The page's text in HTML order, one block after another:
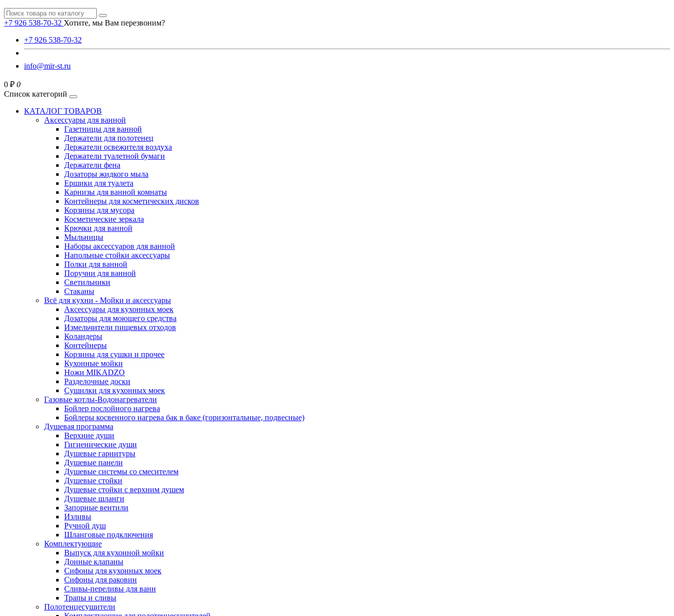
+7 926 538-70-32 Хотите, мы Вам перезвоним?
+7 926 538-70-32
info@mir-st.ru
0 ₽ 0
Список категорий
КАТАЛОГ ТОВАРОВ
Аксессуары для ванной
Газетницы для ванной
Держатели для полотенец
Держатели освежителя воздуха
Держатели туалетной бумаги
Держатели фена
Дозаторы жидкого мыла
Ершики для туалета
Карнизы для ванной комнаты
Контейнеры для косметических дисков
Корзины для мусора
Косметические зеркала
Крючки для ванной
Мыльницы
Наборы аксессуаров для ванной
Напольные стойки аксессуары
Полки для ванной
Поручни для ванной
Светильники
Стаканы
Всё для кухни - Мойки и аксессуары
Аксессуары для кухонных моек
Дозаторы для моющего средства
Измельчители пищевых отходов
Коландеры
Контейнеры
Корзины для сушки и прочее
Кухонные мойки
Ножи MIKADZO
Разделочные доски
Сушилки для кухонных моек
Газовые котлы-Водонагреватели
Бойлер послойного нагрева
Бойлеры косвенного нагрева бак в баке (горизонтальные, подвесные)
Душевая программа
Верхние души
Гигиенические души
Душевые гарнитуры
Душевые панели
Душевые системы со смесителем
Душевые стойки
Душевые стойки с верхним душем
Душевые шланги
Запорные вентили
Изливы
Ручной душ
Шланговые подключения
Комплектующие
Выпуск для кухонной мойки
Донные клапаны
Сифоны для кухонных моек
Сифоны для раковин
Сливы-переливы для ванн
Трапы и сливы
Полотенцесушители